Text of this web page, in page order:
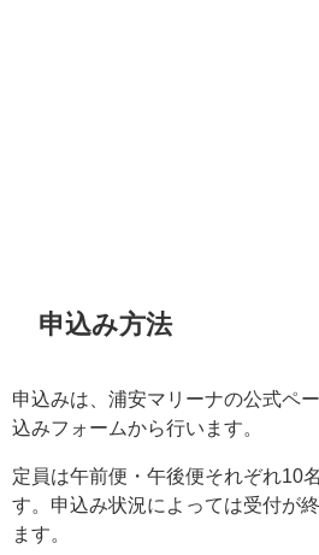
申込み方法
申込みは、浦安マリーナの公式ペ
込みフォームから行います。
定員は午前便・午後便それぞれ10
す。申込み状況によっては受付が
ます。